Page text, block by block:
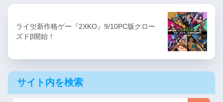
ライ엇新作格ゲー『2XKO』9/10PC版クロー
ズドβ開始！
サイト内を検索